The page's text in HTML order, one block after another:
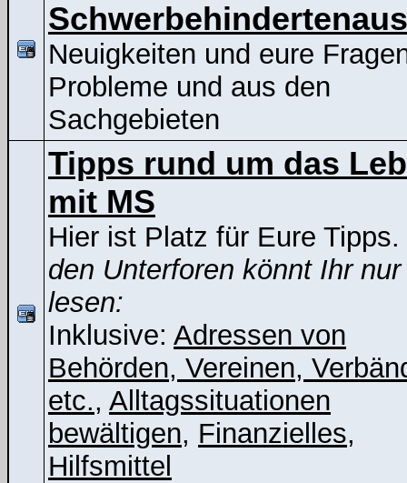
Neuigkeiten und eure
Probleme und aus den
Sachgebieten
Tipps rund um das
mit MS
Hier ist Platz für Eure Tipps.
den Unterforen könnt Ihr nur
lesen:
Inklusive: Adressen von
Behörden, Vereinen,
etc., Alltagssituationen
bewältigen, Finanzielles,
Hilfsmittel